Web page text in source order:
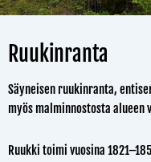
Ruukinranta
Säyneisen ruukinranta,
myös malminnostosta alueen
Ruukki toimi vuosina